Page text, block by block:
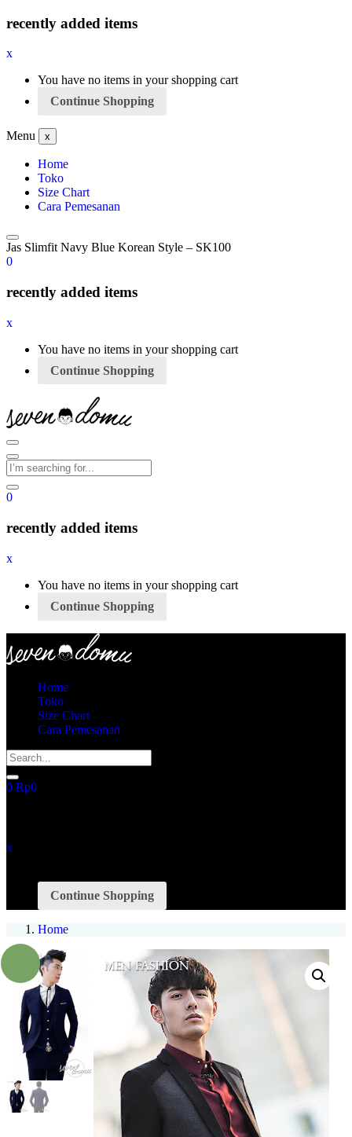
recently added items
x
You have no items in your shopping cart
Continue Shopping
Menu x
Home
Toko
Size Chart
Cara Pemesanan
Jas Slimfit Navy Blue Korean Style – SK100
0
recently added items
x
You have no items in your shopping cart
Continue Shopping
0
recently added items
x
You have no items in your shopping cart
Continue Shopping
Home
Toko
Size Chart
Cara Pemesanan
0 Rp0
x
Continue Shopping
Home